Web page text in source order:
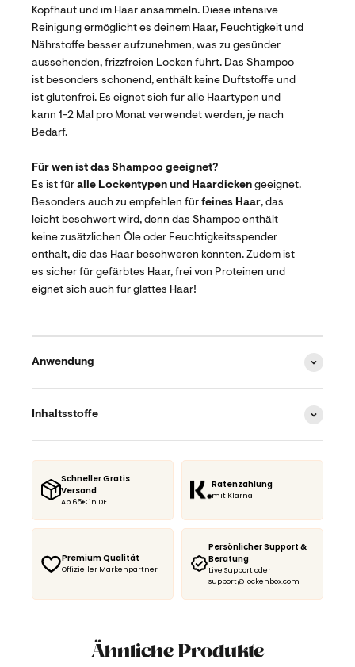
Kopfhaut und im Haar ansammeln. Diese intensive
Reinigung ermöglicht es deinem Haar, Feuchtigkeit und
Nährstoffe besser aufzunehmen, was zu gesünder
aussehenden, frizzfreien Locken führt. Das Shampoo
ist besonders schonend, enthält keine Duftstoffe und
ist glutenfrei. Es eignet sich für alle Haartypen und
kann 1-2 Mal pro Monat verwendet werden, je nach
Bedarf.
Für wen ist das Shampoo geeignet?
Es ist für alle Lockentypen und Haardicken geeignet.
Besonders auch zu empfehlen für feines Haar, das
leicht beschwert wird, denn das Shampoo enthält
keine zusätzlichen Öle oder Feuchtigkeitsspender
enthält, die das Haar beschweren könnten. Zudem ist
es sicher für gefärbtes Haar, frei von Proteinen und
eignet sich auch für glattes Haar!
Anwendung
Inhaltsstoffe
Schneller Gratis
Versand
Ab 65€ in DE
Ratenzahlung
mit Klarna
Premium Qualität
Offizieller Markenpartner
Persönlicher Support &
Beratung
Live Support oder
support@lockenbox.com
Ähnliche Produkte